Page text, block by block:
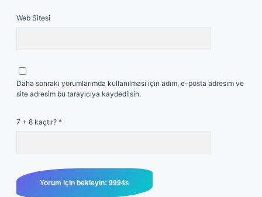
Web Sitesi
Daha sonraki yorumlarımda kullanılması için adım, e-posta adresim ve
site adresim bu tarayıcıya kaydedilsin.
7 + 8 kaçtır? *